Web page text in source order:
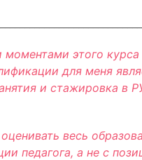
этого курса
для меня
и стажировка в
весь
педагога, а не с